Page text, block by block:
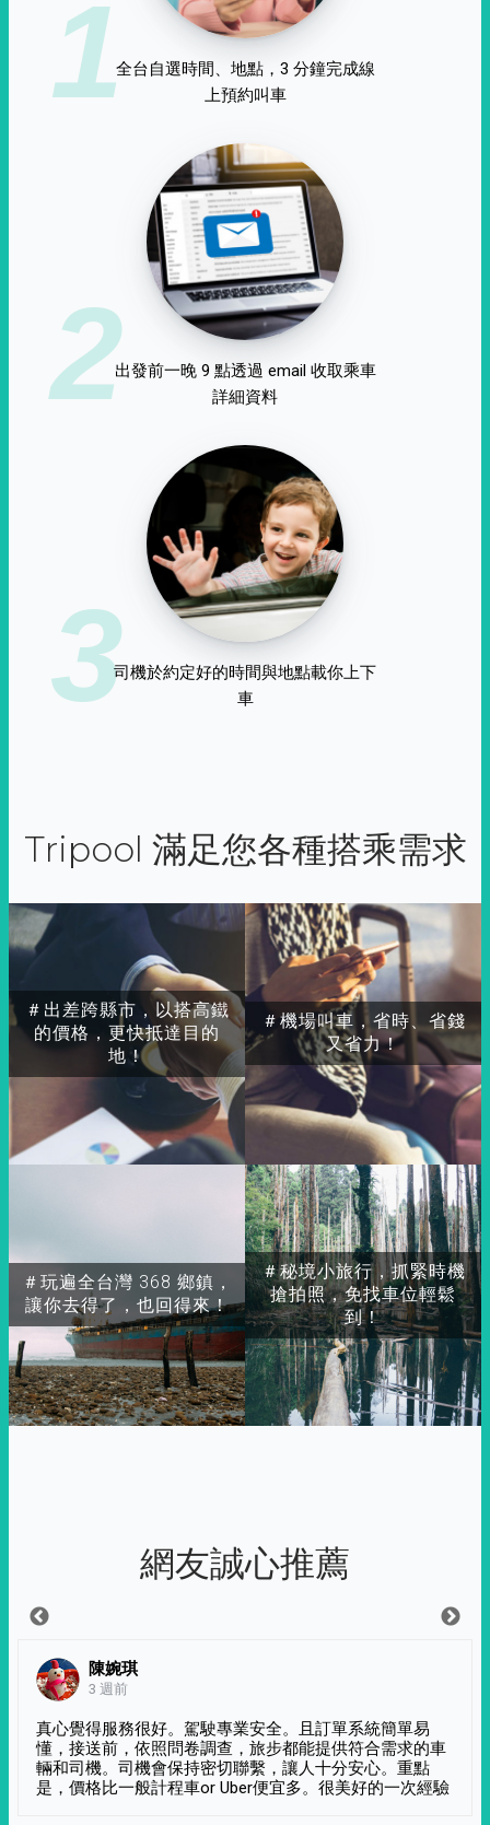
1全台自選時間、地點，3 分鐘完成線
上預約叫車
2出發前一晚 9 點透過 email 收取乘車
詳細資料
3司機於約定好的時間與地點載你上下
車
Tripool 滿足您各種搭乘需求
＃出差跨縣市，以搭高鐵
的價格，更快抵達目的
地！
＃玩遍全台灣 368 鄉鎮，
讓你去得了，也回得來！
＃秘境小旅行，抓緊時機
搶拍照，免找車位輕鬆
到！
＃機場叫車，省時、省錢
又省力！
網友誠心推薦
陳婉琪
3 週前
真心覺得服務很好。駕駛專業安全。且訂單系統簡單易
懂，接送前，依照問卷調查，旅步都能提供符合需求的車
輛和司機。司機會保持密切聯繫，讓人十分安心。重點
是，價格比一般計程車or Uber便宜多。很美好的一次經驗